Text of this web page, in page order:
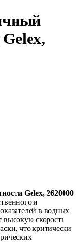
Gelex, 2620000
и
в водных
высокую скорость
что критически